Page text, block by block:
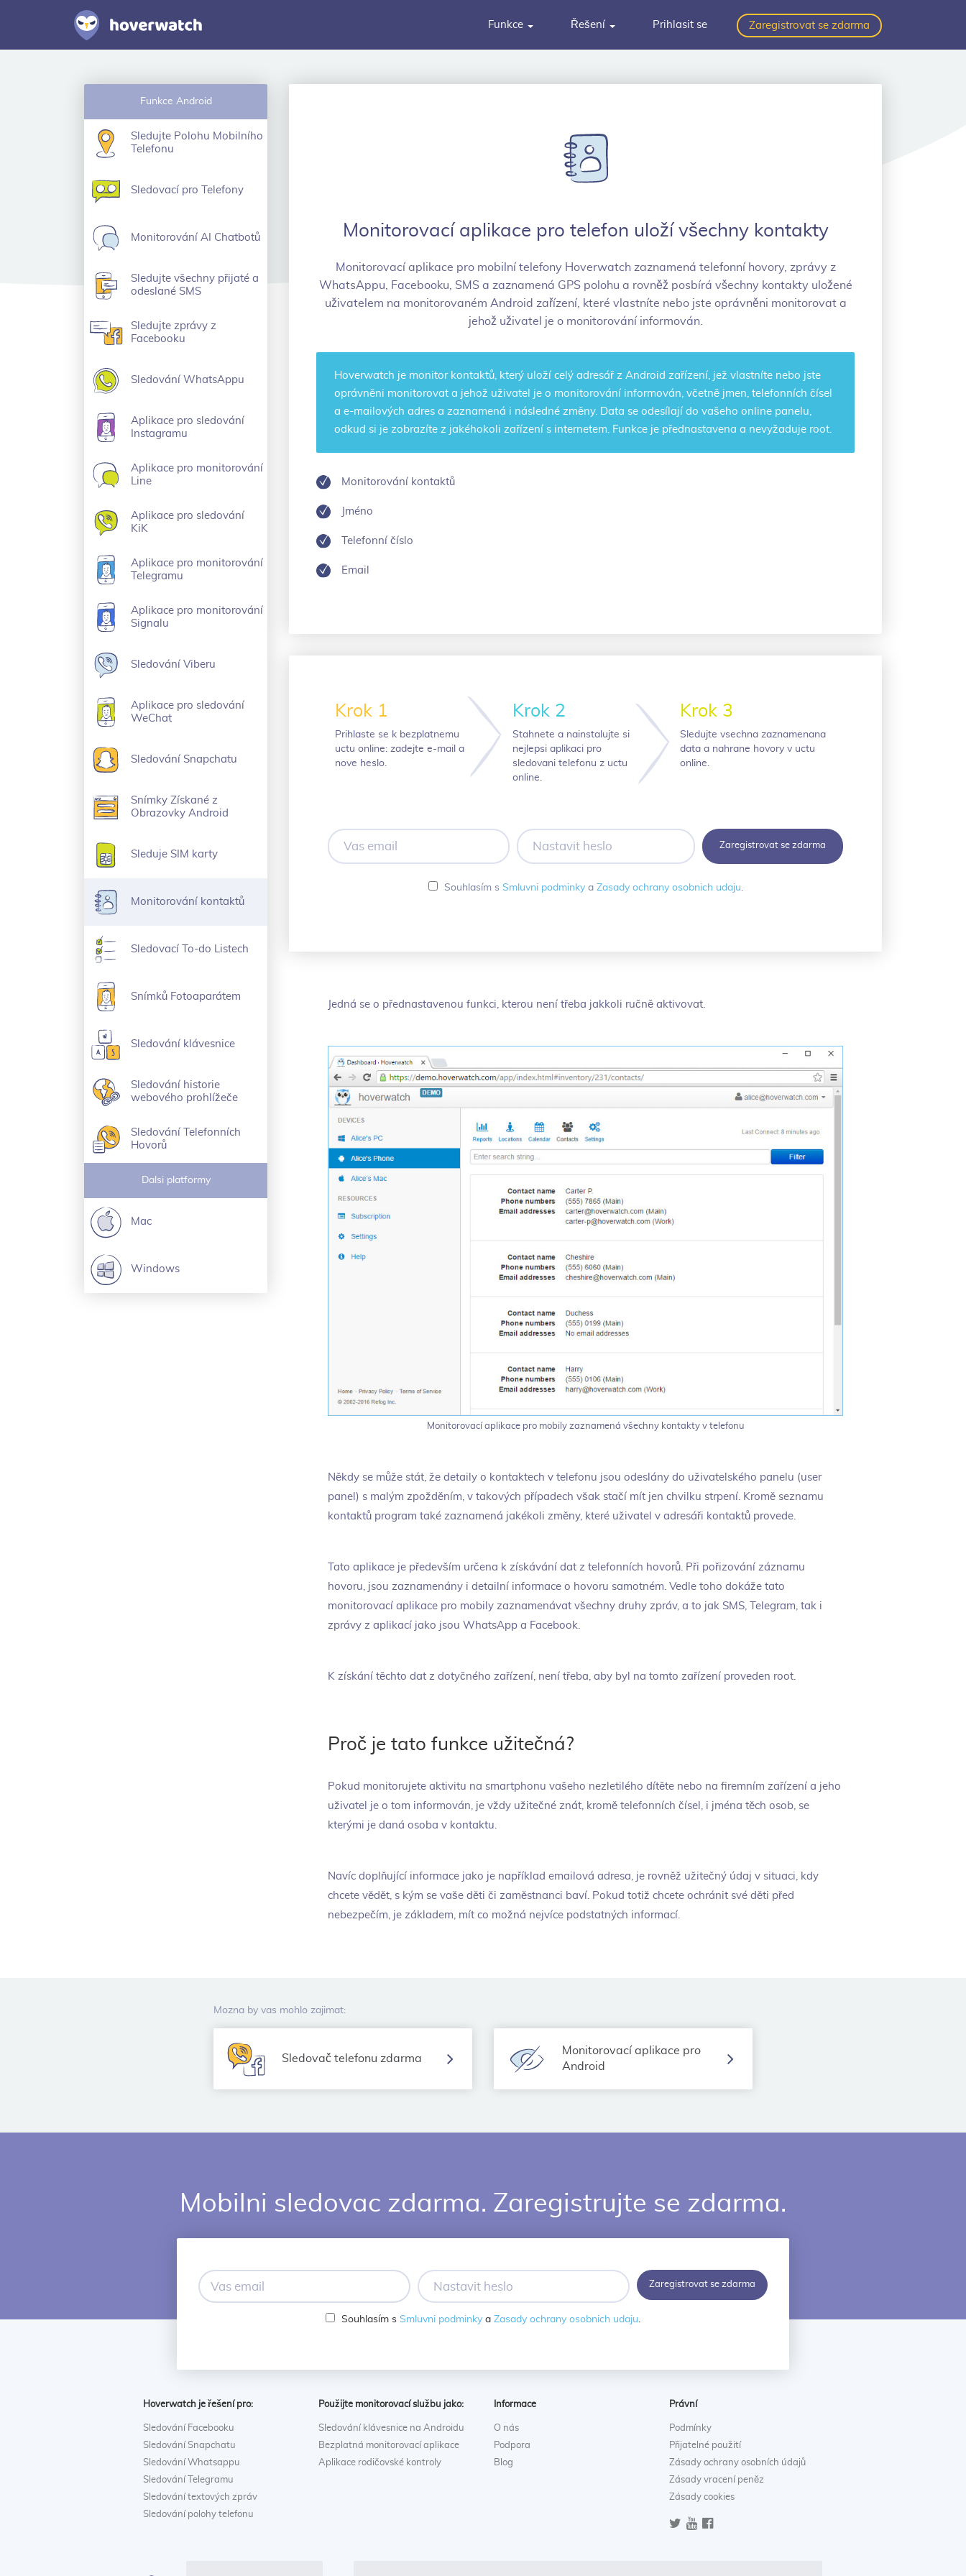
Funkce Řešení Prihlasit se Zaregistrovat se zdarma
Funkce Android
Sledujte Polohu Mobilního
Telefonu
Sledovací pro Telefony
Monitorování AI Chatbotů
Sledujte všechny přijaté a
odeslané SMS
Sledujte zprávy z
Facebooku
Sledování WhatsAppu
Aplikace pro sledování
Instagramu
Aplikace pro monitorování
Line
Aplikace pro sledování
KiK
Aplikace pro monitorování
Telegramu
Aplikace pro monitorování
Signalu
Sledování Viberu
Aplikace pro sledování
WeChat
Sledování Snapchatu
Snímky Získané z
Obrazovky Android
Sleduje SIM karty
Monitorování kontaktů
Sledovací To-do Listech
Snímků Fotoaparátem
Sledování klávesnice
Sledování historie
webového prohlížeče
Sledování Telefonních
Hovorů
Dalsi platformy
Mac
Windows
Monitorovací aplikace pro telefon uloží všechny kontakty
Monitorovací aplikace pro mobilní telefony Hoverwatch zaznamená telefonní hovory, zprávy z
WhatsAppu, Facebooku, SMS a zaznamená GPS polohu a rovněž posbírá všechny kontakty uložené
uživatelem na monitorovaném Android zařízení, které vlastníte nebo jste oprávněni monitorovat a
jehož uživatel je o monitorování informován.
Hoverwatch je monitor kontaktů, který uloží celý adresář z Android zařízení, jež vlastníte nebo jste
oprávněni monitorovat a jehož uživatel je o monitorování informován, včetně jmen, telefonních čísel
a e-mailových adres a zaznamená i následné změny. Data se odesílají do vašeho online panelu,
odkud si je zobrazíte z jakéhokoli zařízení s internetem. Funkce je přednastavena a nevyžaduje root.
Monitorování kontaktů
Jméno
Telefonní číslo
Email
Krok 1
Prihlaste se k bezplatnemu
uctu online: zadejte e-mail a
nove heslo.
Krok 2
Stahnete a nainstalujte si
nejlepsi aplikaci pro
sledovani telefonu z uctu
online.
Krok 3
Sledujte vsechna zaznamenana
data a nahrane hovory v uctu
online.
Vas
email
Nastavit
heslo
Souhlasím s Smluvni podminkya Zasady ochrany osobnich udaju
Jedná se o přednastavenou funkci, kterou není třeba jakkoli ručně aktivovat.
Monitorovací aplikace pro mobily zaznamená všechny kontakty v telefonu
Někdy se může stát, že detaily o kontaktech v telefonu jsou odeslány do uživatelského panelu (user
panel) s malým zpožděním, v takových případech však stačí mít jen chvilku strpení. Kromě seznamu
kontaktů program také zaznamená jakékoli změny, které uživatel v adresáři kontaktů provede.
Tato aplikace je především určena k získávání dat z telefonních hovorů. Při pořizování záznamu
hovoru, jsou zaznamenány i detailní informace o hovoru samotném. Vedle toho dokáže tato
monitorovací aplikace pro mobily zaznamenávat všechny druhy zpráv, a to jak SMS, Telegram, tak i
zprávy z aplikací jako jsou WhatsApp a Facebook.
K získání těchto dat z dotyčného zařízení, není třeba, aby byl na tomto zařízení proveden root.
Proč je tato funkce užitečná?
Pokud monitorujete aktivitu na smartphonu vašeho nezletilého dítěte nebo na firemním zařízení a jeho
uživatel je o tom informován, je vždy užitečné znát, kromě telefonních čísel, i jména těch osob, se
kterými je daná osoba v kontaktu.
Navíc doplňující informace jako je například emailová adresa, je rovněž užitečný údaj v situaci, kdy
chcete vědět, s kým se vaše děti či zaměstnanci baví. Pokud totiž chcete ochránit své děti před
nebezpečím, je základem, mít co možná nejvíce podstatných informací.
Mozna by vas mohlo zajimat:
Sledovač telefonu zdarma
Monitorovací aplikace pro
Android
Mobilni sledovac zdarma. Zaregistrujte se zdarma.
Vas
email
Zaregistrovat se zdarma
Souhlasím s Smluvni podminky a Zasady ochrany osobnich udaju.
Hoverwatch je řešení pro:
Sledování Facebooku
Sledování Snapchatu
Sledování Whatsappu
Sledování Telegramu
Sledování textových zpráv
Sledování polohy telefonu
Použijte monitorovací službu jako:
Sledování klávesnice na Androidu
Bezplatná monitorovací aplikace
Aplikace rodičovské kontroly
Informace
O nás
Podpora
Blog
Právní
Podmínky
Přijatelné použití
Zásady ochrany osobních údajů
Zásady vracení peněz
Zásady cookies